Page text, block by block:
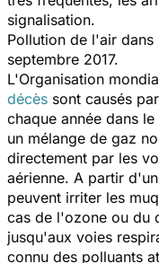
signalisation.
Pollution de l'air
septembre 2017.
L'Organisation
décès sont causés
chaque année dans
un mélange de gaz
directement par les
aérienne. A partir
peuvent irriter les
cas de l'ozone ou du
jusqu'aux voies
connu des polluants